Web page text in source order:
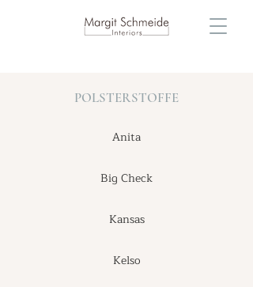
POLSTERSTOFFE
Anita
Big Check
Kansas
Kelso